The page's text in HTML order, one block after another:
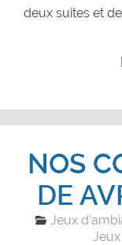
deux suites et
NOS
DE
Jeux
Jeux